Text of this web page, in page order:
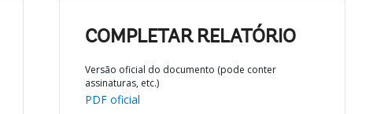
COMPLETAR RELATÓRIO
Versão oficial do documento (pode conter
assinaturas, etc.)
PDF oficial